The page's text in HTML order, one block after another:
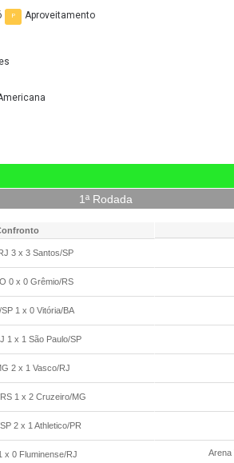
P Aproveitamento
1ª Rodada
3 x 3 Santos/SP
0 x 0 Grêmio/RS
1 x 0 Vitória/BA
1 x 1 São Paulo/SP
2 x 1 Vasco/RJ
1 x 2 Cruzeiro/MG
2 x 1 Athletico/PR
x 0 Fluminense/RJ Arena